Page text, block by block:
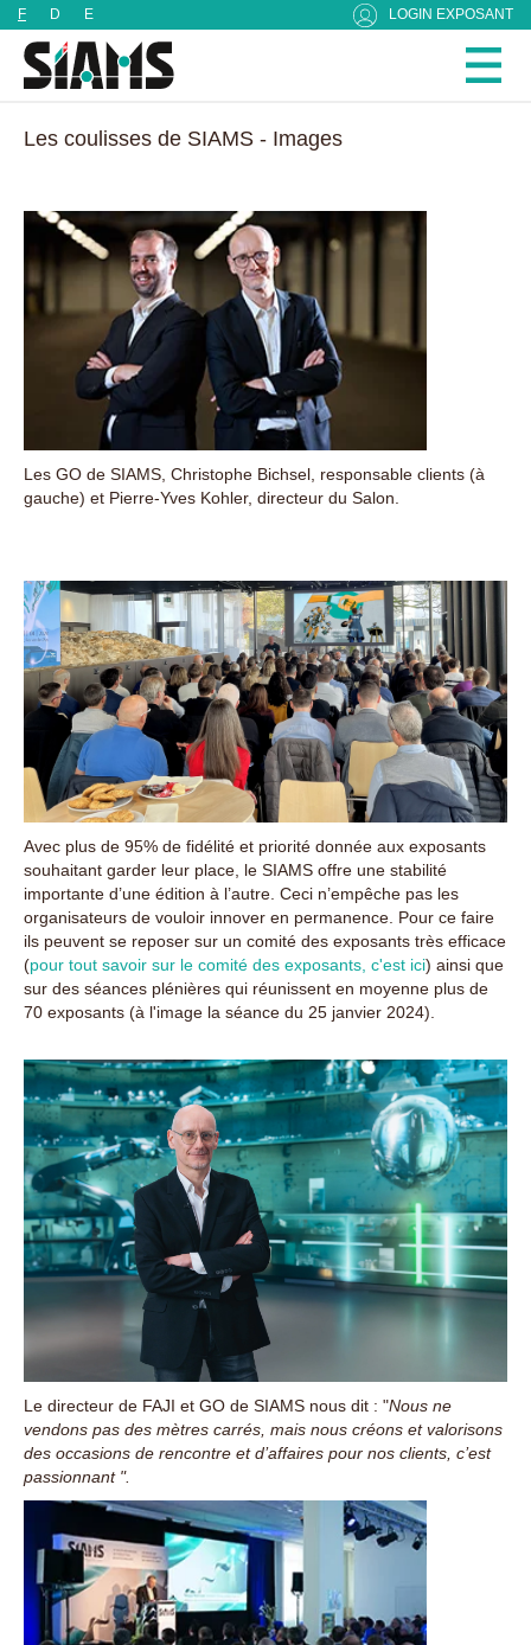
F D E LOGIN EXPOSANT
Les coulisses de SIAMS - Images
Les GO de SIAMS, Christophe Bichsel, responsable clients (à
gauche) et Pierre-Yves Kohler, directeur du Salon.
Avec plus de 95% de fidélité et priorité donnée aux exposants
souhaitant garder leur place, le SIAMS offre une stabilité
importante d’une édition à l’autre. Ceci n’empêche pas les
organisateurs de vouloir innover en permanence. Pour ce faire
ils peuvent se reposer sur un comité des exposants très efficace
(pour tout savoir sur le comité des exposants, c'est ici) ainsi que
sur des séances plénières qui réunissent en moyenne plus de
70 exposants (à l'image la séance du 25 janvier 2024).
Le directeur de FAJI et GO de SIAMS nous dit : "Nous ne
vendons pas des mètres carrés, mais nous créons et valorisons
des occasions de rencontre et d’affaires pour nos clients, c’est
passionnant ".
Panneau de gestion des cookies